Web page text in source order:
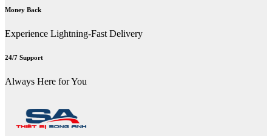
Money Back
Experience Lightning-Fast Delivery
24/7 Support
Always Here for You